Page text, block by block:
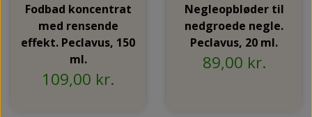
Fodbad koncentrat
med rensende
effekt. Peclavus, 150
ml.
109,00 kr.
Negleopbløder til
nedgroede negle.
Peclavus, 20 ml.
89,00 kr.